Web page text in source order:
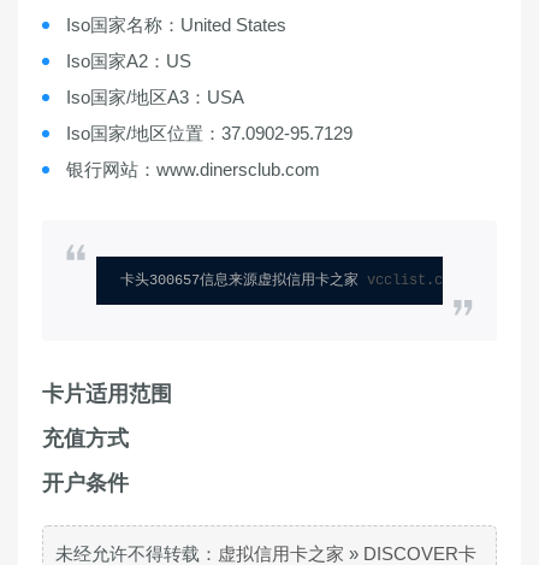
Iso国家名称：United States
Iso国家A2：US
Iso国家/地区A3：USA
Iso国家/地区位置：37.0902-95.7129
银行网站：www.dinersclub.com
卡头300657信息来源虚拟信用卡之家 vcclist.com
卡片适用范围
充值方式
开户条件
未经允许不得转载： 虚拟信用卡之家 » DISCOVER卡